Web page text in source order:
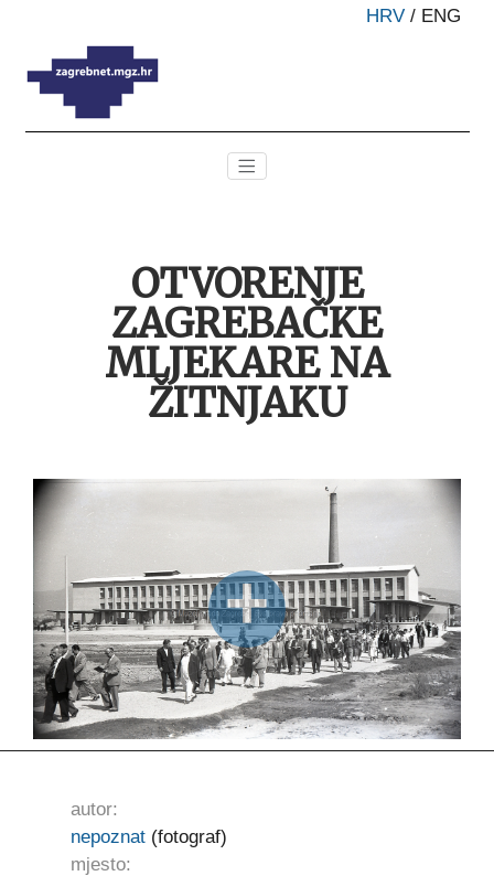
HRV / ENG
OTVORENJE
ZAGREBAČKE
MLJEKARE NA
ŽITNJAKU
autor:
nepoznat(fotograf)
mjesto: